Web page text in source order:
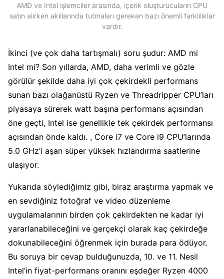
AMD ve Intel işlemciler arasında, içerik oluşturucuların CPU
satın alırken akıllarında tutmaları gereken bazı önemli farklılıklar
vardır.
İkinci (ve çok daha tartışmalı) soru şudur: AMD mi
Intel mi? Son yıllarda, AMD, daha verimli ve gözle
görülür şekilde daha iyi çok çekirdekli performans
sunan bazı olağanüstü Ryzen ve Threadripper CPU’ları
piyasaya sürerek watt başına performans açısından
öne geçti, Intel ise genellikle tek çekirdek performansı
açısından önde kaldı. , Core i7 ve Core i9 CPU’larında
5.0 GHz’i aşan süper yüksek hızlandırma saatlerine
ulaşıyor.
Yukarıda söylediğimiz gibi, biraz araştırma yapmak ve
en sevdiğiniz fotoğraf ve video düzenleme
uygulamalarının birden çok çekirdekten ne kadar iyi
yararlanabileceğini ve gerçekçi olarak kaç çekirdeğe
dokunabileceğini öğrenmek için burada para ödüyor.
Bu soruya bir cevap bulduğunuzda, 10. ve 11. Nesil
Intel’in fiyat-performans oranını eşdeğer Ryzen 4000